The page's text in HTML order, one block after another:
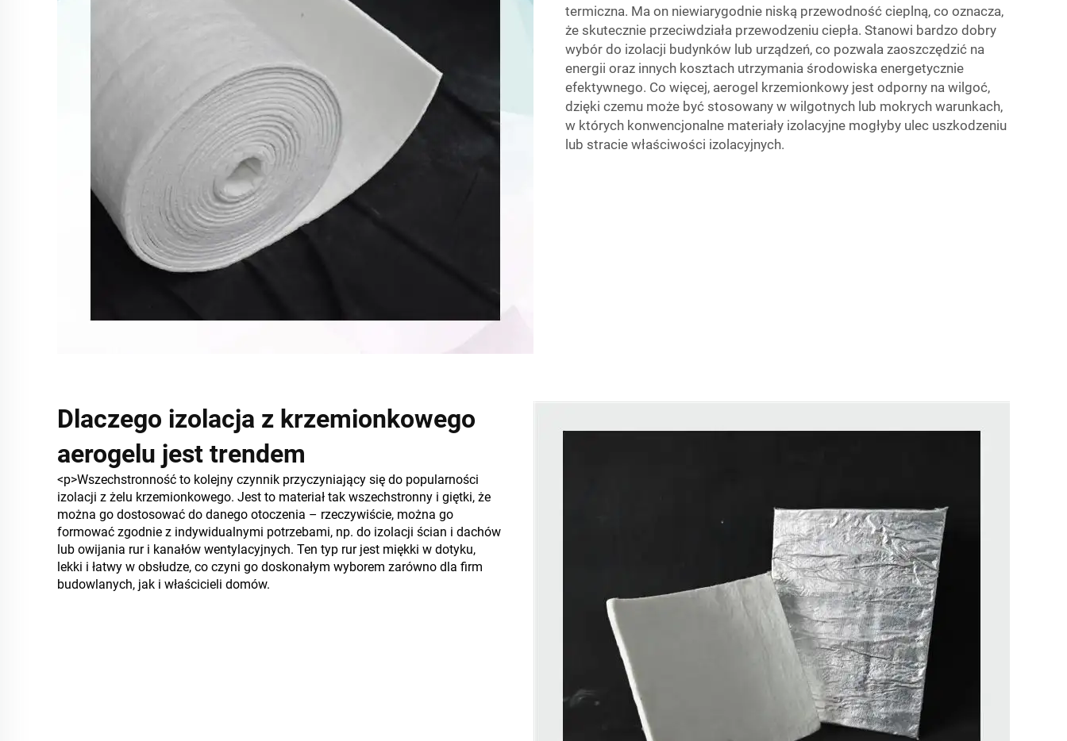
termiczna. Ma on niewiarygodnie niską przewodność cieplną, co oznacza,
że skutecznie przeciwdziała przewodzeniu ciepła. Stanowi bardzo dobry
wybór do izolacji budynków lub urządzeń, co pozwala zaoszczędzić na
energii oraz innych kosztach utrzymania środowiska energetycznie
efektywnego. Co więcej, aerogel krzemionkowy jest odporny na wilgoć,
dzięki czemu może być stosowany w wilgotnych lub mokrych warunkach,
w których konwencjonalne materiały izolacyjne mogłyby ulec uszkodzeniu
lub stracie właściwości izolacyjnych.
Dlaczego izolacja z krzemionkowego
aerogelu jest trendem
<p>Wszechstronność to kolejny czynnik przyczyniający się do popularności
izolacji z żelu krzemionkowego. Jest to materiał tak wszechstronny i giętki, że
można go dostosować do danego otoczenia – rzeczywiście, można go
formować zgodnie z indywidualnymi potrzebami, np. do izolacji ścian i dachów
lub owijania rur i kanałów wentylacyjnych. Ten typ rur jest miękki w dotyku,
lekki i łatwy w obsłudze, co czyni go doskonałym wyborem zarówno dla firm
budowlanych, jak i właścicieli domów.